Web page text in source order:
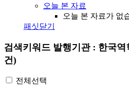
오늘 본 자료
오늘 본 자료가 없
패싯닫기
검색키워드 발행기관 : 한국역
건)
전체선택